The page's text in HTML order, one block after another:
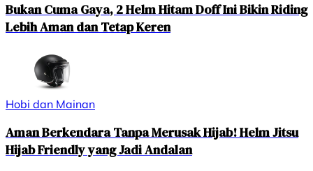
Bukan Cuma Gaya, 2 Helm Hitam Doff Ini Bikin Riding
Lebih Aman dan Tetap Keren
Hobi dan Mainan
Aman Berkendara Tanpa Merusak Hijab! Helm Jitsu
Hijab Friendly yang Jadi Andalan